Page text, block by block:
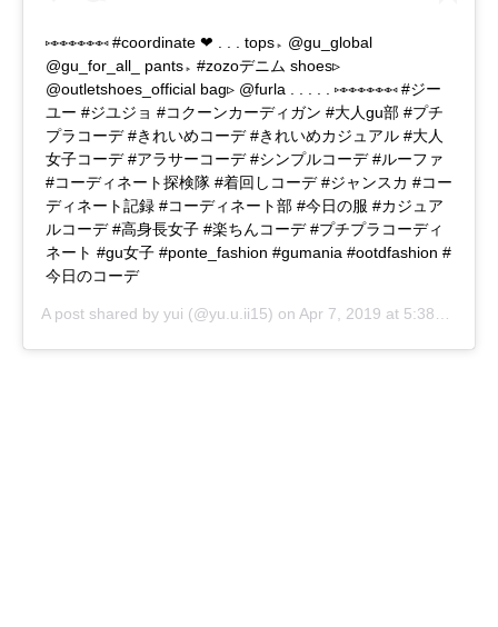
⑅⑅⑅⑅⑅⑅⑅ #coordinate ❤︎ . . . tops▹ @gu_global
@gu_for_all_ pants▹ #zozoデニム shoes▹
@outletshoes_official bag▹ @furla . . . . . ⑅⑅⑅⑅⑅⑅⑅ #ジー
ユー #ジユジョ #コクーンカーディガン #大人gu部 #プチ
プラコーデ #きれいめコーデ #きれいめカジュアル #大人
女子コーデ #アラサーコーデ #シンプルコーデ #ルーファ
#コーディネート探検隊 #着回しコーデ #ジャンスカ #コー
ディネート記録 #コーディネート部 #今日の服 #カジュア
ルコーデ #高身長女子 #楽ちんコーデ #プチプラコーディ
ネート #gu女子 #ponte_fashion #gumania #ootdfashion #
今日のコーデ
A post shared by yui (@yu.u.ii15) on Apr 7, 2019 at 5:38am PDT